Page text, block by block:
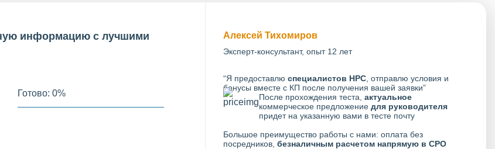
информацию с лучшими
Готово: 0%
Алексей Тихомиров
Эксперт-консультант, опыт 12 лет
“Я предоставлю специалистов НРС, отправлю условия и
бонусы вместе с КП после получения вашей заявки”
После прохождения теста, актуальное
коммерческое предложение для руководителя
придет на указанную вами в тесте почту
Большое преимущество работы с нами: оплата без
посредников, безналичным расчетом напрямую в СРО